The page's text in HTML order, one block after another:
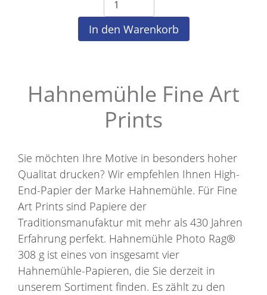
Hahnemühle Fine Art
Prints
Sie möchten Ihre Motive in besonders hoher
Qualitat drucken? Wir empfehlen Ihnen High-
End-Papier der Marke Hahnemühle. Für Fine
Art Prints sind Papiere der
Traditionsmanufaktur mit mehr als 430 Jahren
Erfahrung perfekt. Hahnemühle Photo Rag®
308 g ist eines von insgesamt vier
Hahnemühle-Papieren, die Sie derzeit in
unserem Sortiment finden. Es zählt zu den